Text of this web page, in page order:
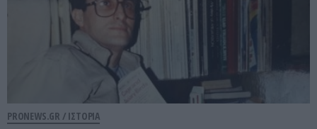
PRONEWS.GR / ΙΣΤΟΡΙΑ